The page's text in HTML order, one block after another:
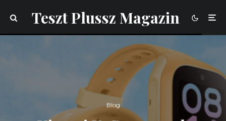
Teszt Plussz Magazin
Blog